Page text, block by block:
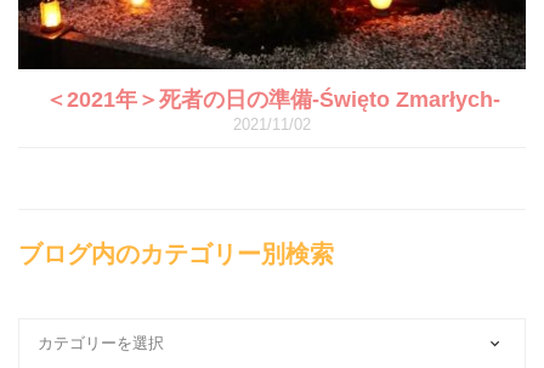
＜2021年＞死者の日の準備-Święto Zmarłych-
2021/11/02
ブログ内のカテゴリー別検索